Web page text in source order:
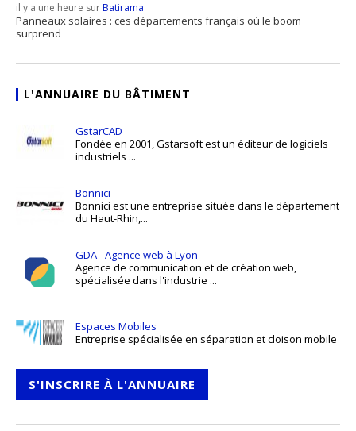
il y a une heure surBatirama
Panneaux solaires : ces départements français où le boom
surprend
L'ANNUAIRE DU BÂTIMENT
GstarCAD
Fondée en 2001, Gstarsoft est un éditeur de logiciels
industriels ...
Bonnici
Bonnici est une entreprise située dans le département
du Haut-Rhin,...
GDA - Agence web à Lyon
Agence de communication et de création web,
spécialisée dans l'industrie ...
Espaces Mobiles
Entreprise spécialisée en séparation et cloison mobile
S'INSCRIRE À L'ANNUAIRE